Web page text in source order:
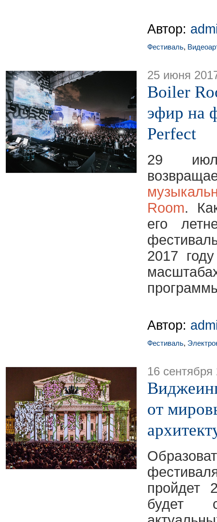
Автор:
Фестиваль,
25 июня
Boiler
эфир на
Perfect
29
Room.
его
2017
Автор:
Фестиваль,
16 сентября
от
пройдет
будет